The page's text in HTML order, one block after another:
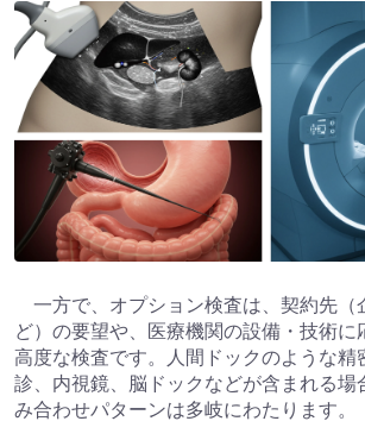
一方で、オプション検査は、契約先（
ど）の要望や、医療機関の設備・技術に
高度な検査です。人間ドックのような精
診、内視鏡、脳ドックなどが含まれる場
み合わせパターンは多岐にわたります。